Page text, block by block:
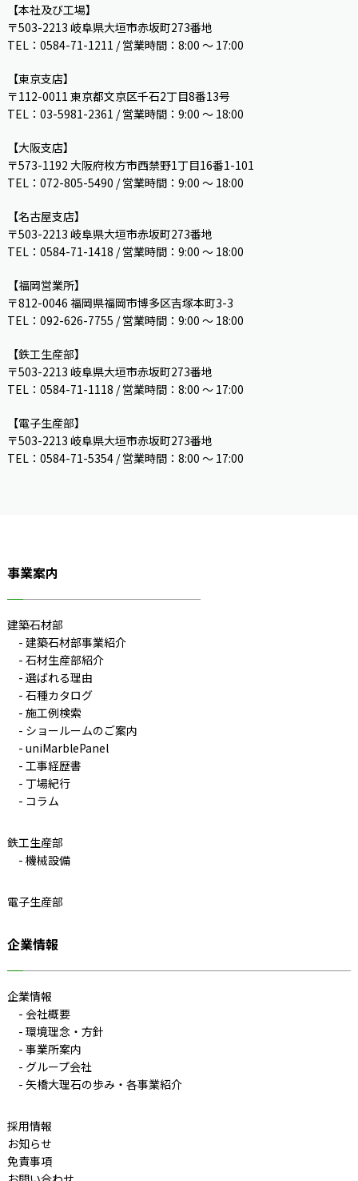
【本社及び工場】
〒503-2213 岐阜県大垣市赤坂町273番地
TEL：0584-71-1211 / 営業時間：8:00 ～ 17:00
【東京支店】
〒112-0011 東京都文京区千石2丁目8番13号
TEL：03-5981-2361 / 営業時間：9:00 〜 18:00
【大阪支店】
〒573-1192 大阪府枚方市西禁野1丁目16番1-101
TEL：072-805-5490 / 営業時間：9:00 ～ 18:00
【名古屋支店】
〒503-2213 岐阜県大垣市赤坂町273番地
TEL：0584-71-1418 / 営業時間：9:00 ～ 18:00
【福岡営業所】
〒812-0046 福岡県福岡市博多区吉塚本町3-3
TEL：092-626-7755 / 営業時間：9:00 〜 18:00
【鉄工生産部】
〒503-2213 岐阜県大垣市赤坂町273番地
TEL：0584-71-1118 / 営業時間：8:00 ～ 17:00
【電子生産部】
〒503-2213 岐阜県大垣市赤坂町273番地
TEL：0584-71-5354 / 営業時間：8:00 〜 17:00
事業案内
建築石材部
建築石材部事業紹介
石材生産部紹介
選ばれる理由
石種カタログ
施工例検索
ショールームのご案内
uniMarblePanel
工事経歴書
丁場紀行
コラム
鉄工生産部
機械設備
電子生産部
企業情報
企業情報
会社概要
環境理念・方針
事業所案内
グループ会社
矢橋大理石の歩み・各事業紹介
採用情報
お知らせ
免責事項